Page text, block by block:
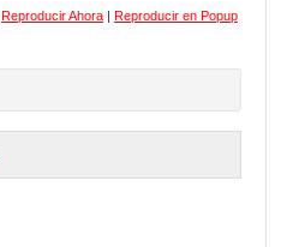
Reproducir Ahora | Reproducir en Popup